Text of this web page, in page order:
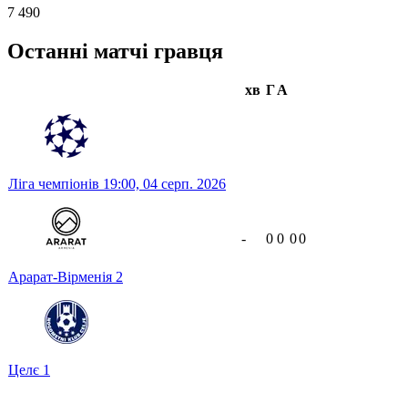
7 490
Останні матчі гравця
хв ГА
Ліга чемпіонів 19:00, 04 серп. 2026
Арарат-Вірменія 2
Целє 1
- 0 0 00